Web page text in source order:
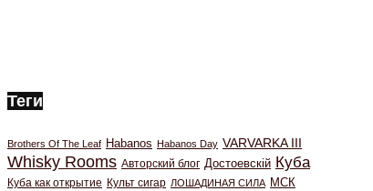
Теги
Brothers Of The Leaf Habanos Habanos Day VARVARKA III
Whisky Rooms Авторский блог Достоевскiй Куба
Куба как открытие Культ сигар ЛОШАДИНАЯ СИЛА МСК